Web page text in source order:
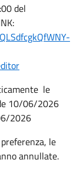
del
le
10/06/2026
2026
le
annullate.